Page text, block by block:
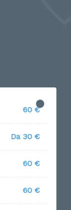
60 €
Da 30 €
60 €
60 €